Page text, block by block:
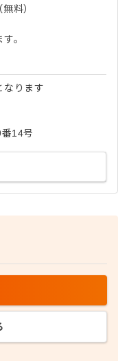
料）
。
なります
14号